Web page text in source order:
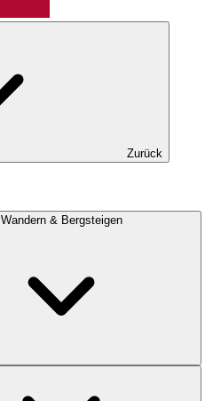
Zurück
Wandern & Bergsteigen